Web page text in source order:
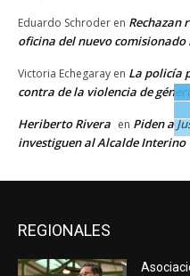
Eduardo Schroder en Rechazan
oficina del nuevo comisionado
Victoria Echegaray en La policía
contra de la violencia de
Heriberto Rivera en Piden a
investiguen al Alcalde Interino
REGIONALES